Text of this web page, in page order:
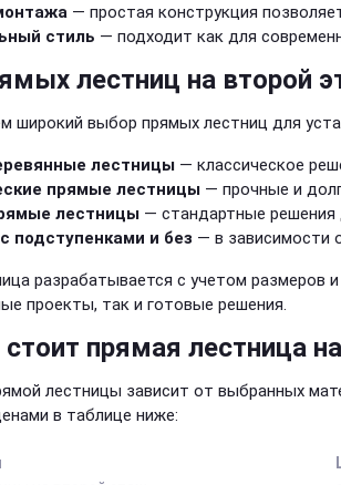
— простая конструкция
стиль — подходит как для
лестниц на второй
широкий выбор прямых лестниц для
лестницы — классическое
прямые лестницы — прочные и
лестницы — стандартные
подступенками и без — в зависимости
разрабатывается с учетом размеров
проекты, так и готовые решения.
прямая лестница
лестницы зависит от выбранных
в таблице ниже: